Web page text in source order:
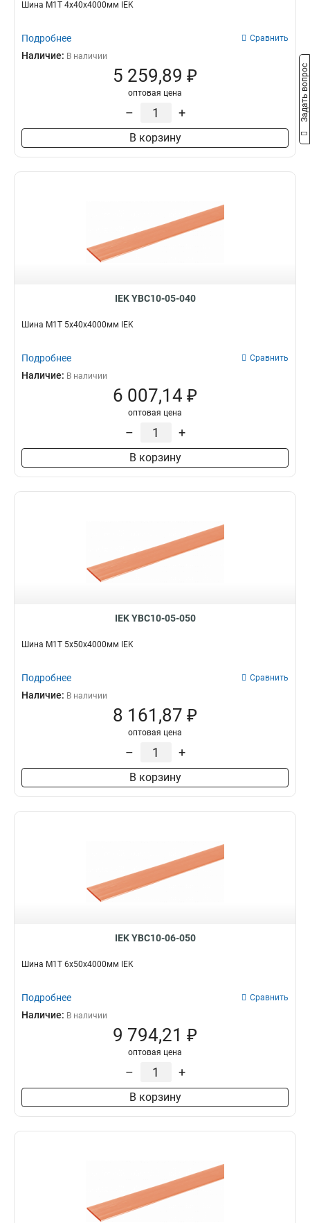
Шина М1Т 4х40х4000мм IEK
Подробнее Сравнить
Наличие: В наличии
5 259,89 ₽
оптовая цена
– +
В корзину
IEK YBC10-05-040
Шина М1Т 5х40х4000мм IEK
Подробнее Сравнить
Наличие: В наличии
6 007,14 ₽
оптовая цена
– +
В корзину
IEK YBC10-05-050
Шина М1Т 5х50х4000мм IEK
Подробнее Сравнить
Наличие: В наличии
8 161,87 ₽
оптовая цена
– +
В корзину
IEK YBC10-06-050
Шина М1Т 6х50х4000мм IEK
Подробнее Сравнить
Наличие: В наличии
9 794,21 ₽
оптовая цена
– +
В корзину
Задать вопрос